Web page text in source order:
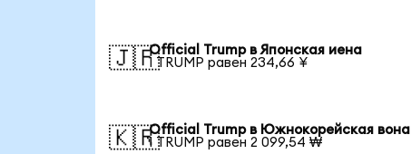
🇯🇵Official Trump в Японская иена
1 TRUMP равен 234,66 ¥
🇰🇷Official Trump в Южнокорейская вона
1 TRUMP равен 2 099,54 ₩